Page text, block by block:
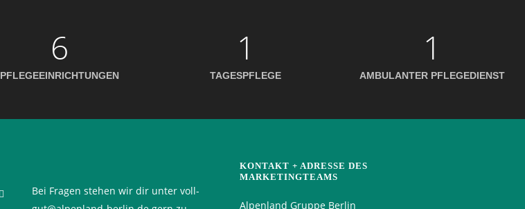
6
PFLEGEEINRICHTUNGEN
1
TAGESPFLEGE
1
AMBULANTER PFLEGEDIENST
Bei Fragen stehen wir dir unter voll-
KONTAKT + ADRESSE DES
MARKETINGTEAMS
Alpenland Gruppe Berlin